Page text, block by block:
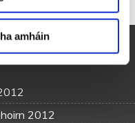
amháin
2012